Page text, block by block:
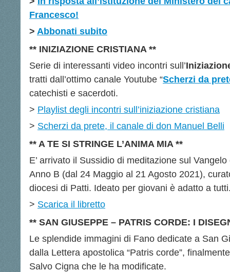
Francesco!
> Abbonati subito
** INIZIAZIONE CRISTIANA **
Serie di interessanti video incontri sull’
tratti dall’ottimo canale Youtube “Scherzi da
catechisti e sacerdoti.
> Playlist degli incontri sull’iniziazione cristiana
> Scherzi da prete, il canale di don Manuel Belli
** A TE SI STRINGE L’ANIMA MIA **
E’ arrivato il Sussidio di meditazione sul
Anno B (dal 24 Maggio al 21 Agosto 2021),
diocesi di Patti. Ideato per giovani è adatto a
> Scarica il libretto
** SAN GIUSEPPE – PATRIS CORDE: I
Le splendide immagini di Fano dedicate a San
dalla Lettera apostolica “Patris corde”,
Salvo Cigna che le ha modificate.